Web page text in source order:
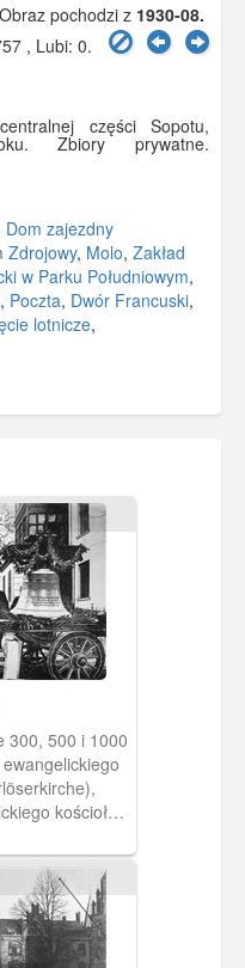
Obraz pochodzi z 1930-08.
, Lubi: 0.
części Sopotu,
Zbiory prywatne.
Dom zajezdny
Zdrojowy, Molo, Zakład
w Parku Południowym,
, Poczta, Dwór Francuski,
lotnicze,
300, 500 i 1000
kościoła
dzwony z
na cele
otrzymał
r., BG